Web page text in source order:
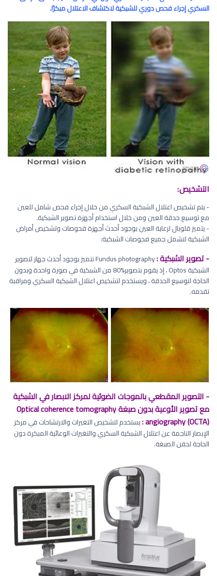
السكري إجراء فحص دوري للشبكية لاكتشاف الاعتلال مبكرًا.
التشخيص:
- يتم تشخيص اعتلال الشبكية السكري من خلال إجراء فحص شامل للعين
مع توسيع حدقة العين ومن خلال استخدام أجهزة تصوير الشبكية.
- يتميز قلوبال لرعاية العين بوجود أحدث أجهزة فحوصات وتشخيص أمراض
الشبكية لتشمل جميع فحوصات الشبكية:
- تصوير الشبكية :
Fundus photography نتميز بوجود أحدث جهاز لتصوير
الشبكية Optos ، إذ يقوم بتصوير%80 من الشبكية في صورة واحدة وبدون
الحاجة لتوسيع الحدقة ، ويستخدم لتشخيص اعتلال الشبكية السكري ومراقبة
تقدمه.
- التصوير المقطعي بالموجات الضوئية لمركز الابصار في الشبكية
مع تصوير الأوعية بدون صبغة Optical coherence tomography
angiography (OCTA) : يستخدم لتشخيص التغيرات والارتشاحات في مركز
الإبصار الناجمة عن اعتلال الشبكية السكري والتغيرات الوعائية المبكرة دون
الحاجة لحقن الصبغة.